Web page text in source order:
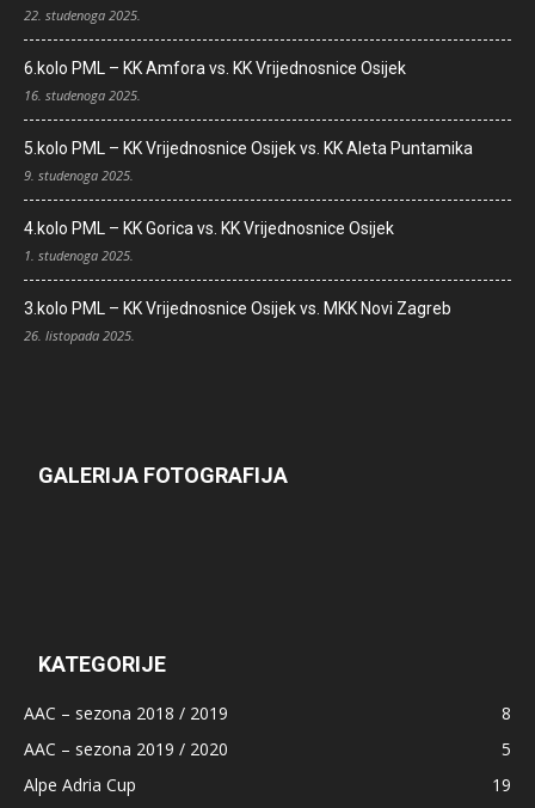
22. studenoga 2025.
6.kolo PML – KK Amfora vs. KK Vrijednosnice Osijek
16. studenoga 2025.
5.kolo PML – KK Vrijednosnice Osijek vs. KK Aleta Puntamika
9. studenoga 2025.
4.kolo PML – KK Gorica vs. KK Vrijednosnice Osijek
1. studenoga 2025.
3.kolo PML – KK Vrijednosnice Osijek vs. MKK Novi Zagreb
26. listopada 2025.
GALERIJA FOTOGRAFIJA
KATEGORIJE
AAC – sezona 2018 / 2019
8
AAC – sezona 2019 / 2020
5
Alpe Adria Cup
19